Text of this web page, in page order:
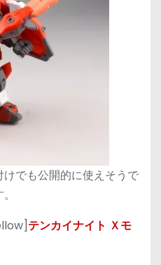
でも公開的に使えそうで
テンカイナイト Ｘモ